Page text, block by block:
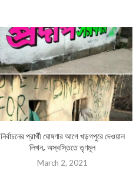
নির্বাচনের প্রার্থী ঘোষণার আগে খড়গপুরে দেওয়াল
লিখন, অস্বস্তিতে তৃণমূল
March 2, 2021